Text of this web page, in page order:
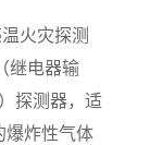
火灾探测
继电器输
）探测器，适
爆炸性气体